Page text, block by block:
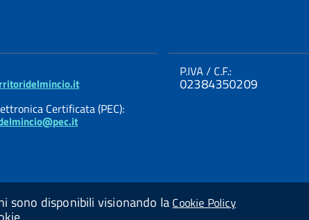
sono disponibili visionando la Cookie Policy
Certificata (PEC):
P.IVA / C.F.:
02384350209